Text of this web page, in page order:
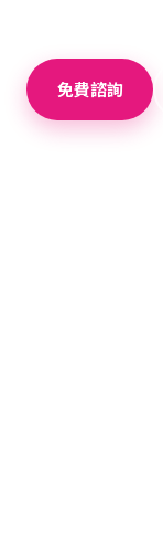
免費諮詢